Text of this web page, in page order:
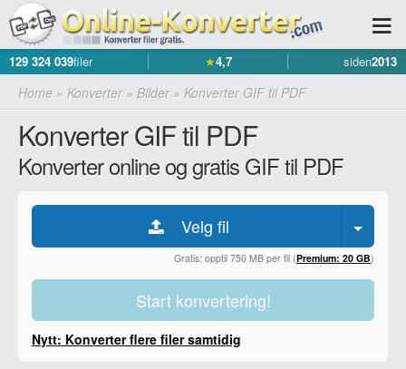
129 324 039filer ★4,7 siden2013
Home » Konverter» Bilder» Konverter GIF til PDF
Konverter GIF til PDF
Konverter online og gratis GIF til PDF
Velg fil
Gratis: opptil 750 MB per fil (Premium: 20 GB)
Start konvertering!
Nytt: Konverter flere filer samtidig